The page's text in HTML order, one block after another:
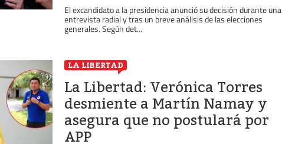
El excandidato a la presidencia anunció su decisión durante una
entrevista radial y tras un breve análisis de las elecciones
generales. Según det...
LA LIBERTAD
La Libertad: Verónica Torres
desmiente a Martín Namay y
asegura que no postulará por
APP